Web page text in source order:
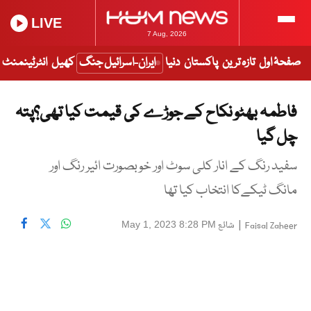
7 Aug, 2026
LIVE
صفحۂ اول تازہ ترین پاکستان دنیا ایران-اسرائیل جنگ کھیل انٹرٹینمنٹ
فاطمہ بھٹو نکاح کے جوڑے کی قیمت کیا تھی؟پتہ
چل گیا
سفید رنگ کے انار کلی سوٹ اور خوبصورت ائیر رنگ اور
مانگ ٹیکےکا انتخاب کیا تھا
Faisal Zaheer
| شائع May 1, 2023 8:28 PM